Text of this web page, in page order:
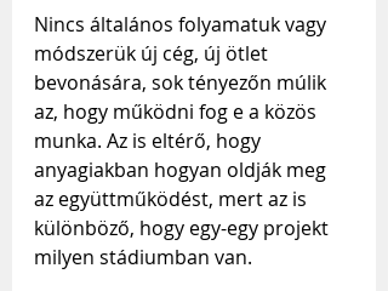
Nincs általános folyamatuk vagy
módszerük új cég, új ötlet
bevonására, sok tényezőn múlik
az, hogy működni fog e a közös
munka. Az is eltérő, hogy
anyagiakban hogyan oldják meg
az együttműködést, mert az is
különböző, hogy egy-egy projekt
milyen stádiumban van.